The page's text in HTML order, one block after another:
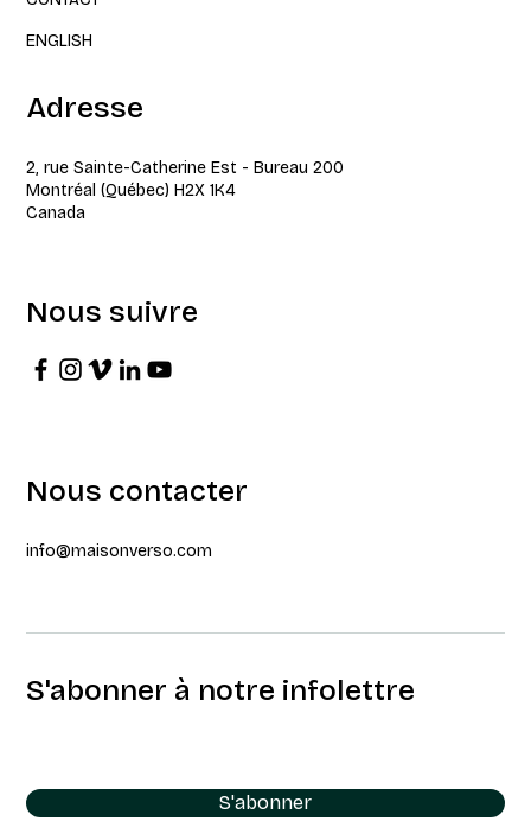
ENGLISH
Adresse
2, rue Sainte-Catherine Est - Bureau 200
Montréal (Québec) H2X 1K4
Canada
Nous suivre
Nous contacter
info@maisonverso.com
S'abonner à notre infolettre
S'abonner